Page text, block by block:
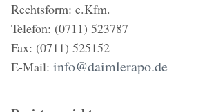
Rechtsform: e.Kfm.
Telefon: (0711) 523787
Fax: (0711) 525152
E-Mail: info@daimlerapo.de